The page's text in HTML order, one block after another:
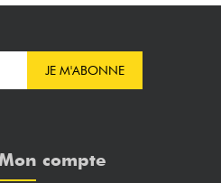
JE M'ABONNE
compte